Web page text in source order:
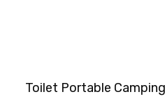
Toilet Portable